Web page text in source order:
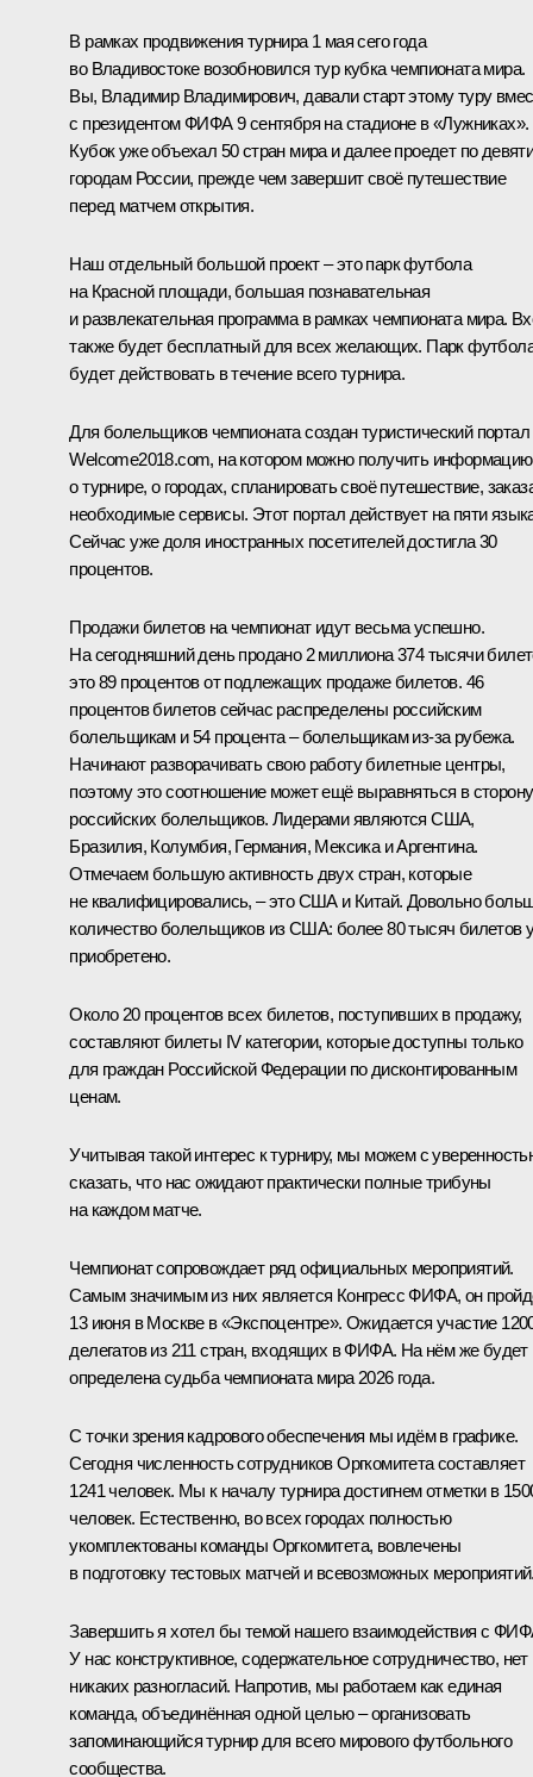
В рамках продвижения турнира 1 мая сего года
во Владивостоке возобновился тур кубка чемпионата мира.
Вы, Владимир Владимирович, давали старт этому туру
с президентом ФИФА 9 сентября на стадионе в «Лужниках».
Кубок уже объехал 50 стран мира и далее проедет по
городам России, прежде чем завершит своё путешествие
перед матчем открытия.
Наш отдельный большой проект – это парк футбола
на Красной площади, большая познавательная
и развлекательная программа в рамках чемпионата мира.
также будет бесплатный для всех желающих. Парк
будет действовать в течение всего турнира.
Для болельщиков чемпионата создан туристический портал
Welcome2018.com, на котором можно получить информацию
о турнире, о городах, спланировать своё путешествие,
необходимые сервисы. Этот портал действует на пяти
Сейчас уже доля иностранных посетителей достигла 30
процентов.
Продажи билетов на чемпионат идут весьма успешно.
На сегодняшний день продано 2 миллиона 374 тысячи
это 89 процентов от подлежащих продаже билетов. 46
процентов билетов сейчас распределены российским
болельщикам и 54 процента – болельщикам из-за рубежа.
Начинают разворачивать свою работу билетные центры,
поэтому это соотношение может ещё выравняться в сторону
российских болельщиков. Лидерами являются США,
Бразилия, Колумбия, Германия, Мексика и Аргентина.
Отмечаем большую активность двух стран, которые
не квалифицировались, – это США и Китай. Довольно
количество болельщиков из США: более 80 тысяч билетов
приобретено.
Около 20 процентов всех билетов, поступивших в продажу,
составляют билеты IV категории, которые доступны только
для граждан Российской Федерации по дисконтированным
ценам.
Учитывая такой интерес к турниру, мы можем с
сказать, что нас ожидают практически полные трибуны
на каждом матче.
Чемпионат сопровождает ряд официальных мероприятий.
Самым значимым из них является Конгресс ФИФА, он
13 июня в Москве в «Экспоцентре». Ожидается участие
делегатов из 211 стран, входящих в ФИФА. На нём же будет
определена судьба чемпионата мира 2026 года.
С точки зрения кадрового обеспечения мы идём в графике.
Сегодня численность сотрудников Оргкомитета составляет
1241 человек. Мы к началу турнира достигнем отметки в
человек. Естественно, во всех городах полностью
укомплектованы команды Оргкомитета, вовлечены
в подготовку тестовых матчей и всевозможных
Завершить я хотел бы темой нашего взаимодействия с
У нас конструктивное, содержательное сотрудничество, нет
никаких разногласий. Напротив, мы работаем как единая
команда, объединённая одной целью – организовать
запоминающийся турнир для всего мирового футбольного
сообщества.